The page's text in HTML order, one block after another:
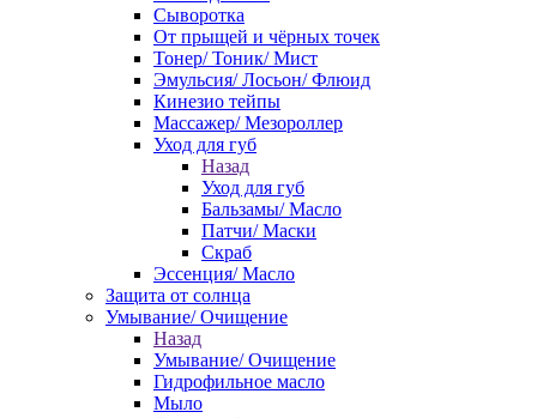
Сыворотка
От прыщей и чёрных точек
Тонер/ Тоник/ Мист
Эмульсия/ Лосьон/ Флюид
Кинезио тейпы
Массажер/ Мезороллер
Уход для губ
Назад
Уход для губ
Бальзамы/ Масло
Патчи/ Маски
Скраб
Эссенция/ Масло
Защита от солнца
Умывание/ Очищение
Назад
Умывание/ Очищение
Гидрофильное масло
Мыло